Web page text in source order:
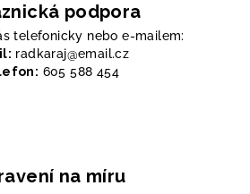
podpora
telefonicky nebo e-mailem:
radkaraj@email.cz
605 588 454
na míru